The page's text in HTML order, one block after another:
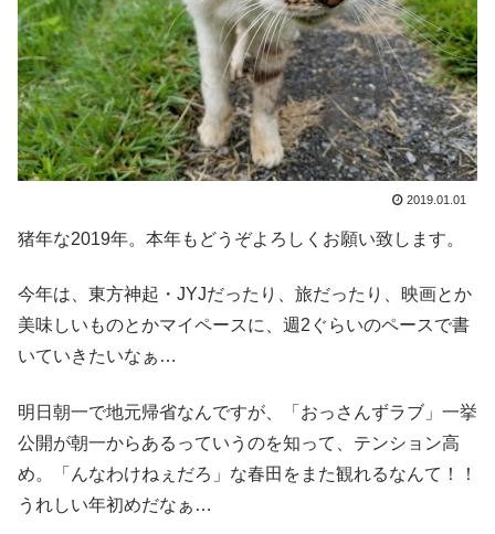
2019.01.01
猪年な2019年。本年もどうぞよろしくお願い致します。
今年は、東方神起・JYJだったり、旅だったり、映画とか
美味しいものとかマイペースに、週2ぐらいのペースで書
いていきたいなぁ…
明日朝一で地元帰省なんですが、「おっさんずラブ」一挙
公開が朝一からあるっていうのを知って、テンション高
め。「んなわけねぇだろ」な春田をまた観れるなんて！！
うれしい年初めだなぁ…